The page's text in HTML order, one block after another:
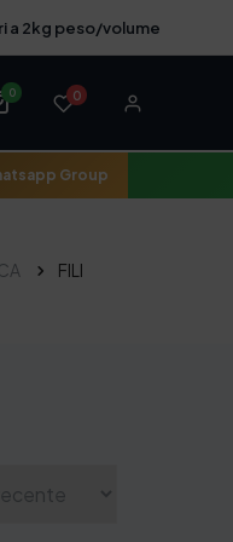
a 2kg peso/volume
0 0
Group
FILI